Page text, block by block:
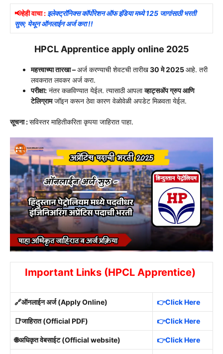
📢हेही वाचा : इलेक्ट्रॉनिक्स कॉर्पोरेशन ऑफ इंडिया मध्ये 125 जागांसाठी भरती
सुरू; येथून ऑनलाईन अर्ज करा !!
HPCL Apprentice apply online 2025
महत्त्वाच्या तारखा –अर्ज करण्याची शेवटची तारीख30 मे 2025आहे. तरी
लवकरात लवकर अर्ज करा.
परीक्षा: नंतर कळविण्यात येईल. त्यासाठी आपलाव्हाट्सअ‍ॅप ग्रुप आणि
टेलिग्रामजॉइन करून ठेवा कारण वेळोवेळी अपडेट मिळवता येईल.
सूचना :सविस्तर माहितीकरिता कृपया जाहिरात पाहा.
Important Links (HPCL Apprentice)
🔗ऑनलाईन अर्ज (Apply Online) 👉Click Here
📑जाहिरात (Official PDF) 👉Click Here
🌐अधिकृत वेबसाईट (Official website) 👉Click Here